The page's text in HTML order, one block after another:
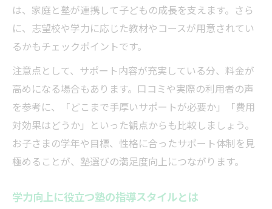
は、家庭と塾が連携して子どもの成長を支えます。さら
に、志望校や学力に応じた教材やコースが用意されてい
るかもチェックポイントです。
注意点として、サポート内容が充実している分、料金が
高めになる場合もあります。口コミや実際の利用者の声
を参考に、「どこまで手厚いサポートが必要か」「費用
対効果はどうか」といった観点からも比較しましょう。
お子さまの学年や目標、性格に合ったサポート体制を見
極めることが、塾選びの満足度向上につながります。
学力向上に役立つ塾の指導スタイルとは